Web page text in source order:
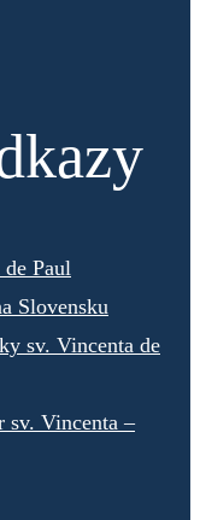
Paul
Slovensku
sv. Vincenta de
sv. Vincenta –